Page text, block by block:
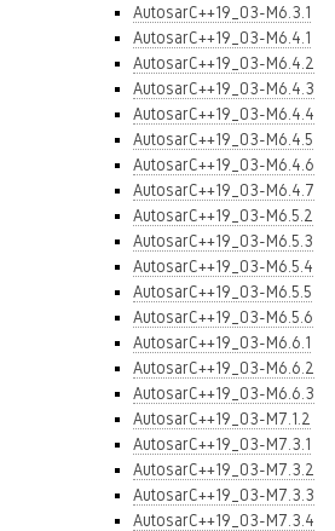
AutosarC++19_03-M6.3.1
AutosarC++19_03-M6.4.1
AutosarC++19_03-M6.4.2
AutosarC++19_03-M6.4.3
AutosarC++19_03-M6.4.4
AutosarC++19_03-M6.4.5
AutosarC++19_03-M6.4.6
AutosarC++19_03-M6.4.7
AutosarC++19_03-M6.5.2
AutosarC++19_03-M6.5.3
AutosarC++19_03-M6.5.4
AutosarC++19_03-M6.5.5
AutosarC++19_03-M6.5.6
AutosarC++19_03-M6.6.1
AutosarC++19_03-M6.6.2
AutosarC++19_03-M6.6.3
AutosarC++19_03-M7.1.2
AutosarC++19_03-M7.3.1
AutosarC++19_03-M7.3.2
AutosarC++19_03-M7.3.3
AutosarC++19_03-M7.3.4